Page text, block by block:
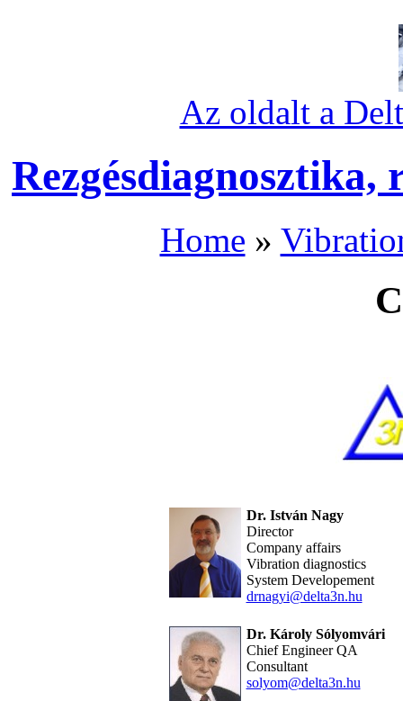
Az oldalt a
Rezgésdiagnosztika,
Home »
Dr. István Nagy
Director
Company affairs
Vibration diagnostics
System Developement
drnagyi@delta3n.hu
Dr. Károly Sólyomvári
Chief Engineer QA
Consultant
solyom@delta3n.hu